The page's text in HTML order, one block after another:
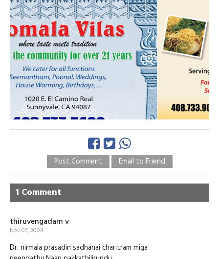
Post Comment Email to Friend
1 Comment
thiruvengadam v
Nov 07, 2008
Dr. nirmala prasadin sadhanai charitram miga